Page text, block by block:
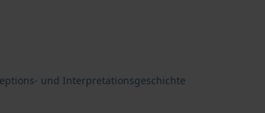
und Interpretationsgeschichte